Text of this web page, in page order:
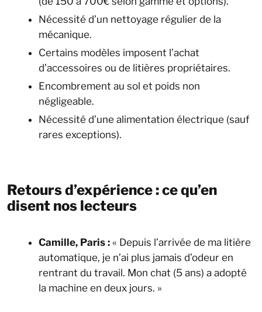
Nécessité d’un nettoyage régulier de la
mécanique.
Certains modèles imposent l’achat
d’accessoires ou de litières propriétaires.
Encombrement au sol et poids non
négligeable.
Nécessité d’une alimentation électrique (sauf
rares exceptions).
Retours d’expérience : ce qu’en
disent nos lecteurs
Camille, Paris : « Depuis l’arrivée de ma litière
automatique, je n’ai plus jamais d’odeur en
rentrant du travail. Mon chat (5 ans) a adopté
la machine en deux jours. »